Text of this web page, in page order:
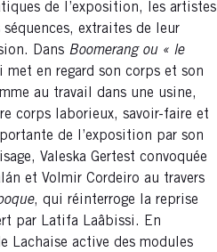
de l’exposition, les artistes
extraites de leur
Dans Boomerang ou « le
met en regard son corps et son
au travail dans une usine,
corps laborieux, savoir-faire et
de l’exposition par son
Valeska Gertest convoquée
et Volmir Cordeiro au travers
, qui réinterroge la reprise
par Latifa Laâbissi. En
Lachaise active des modules